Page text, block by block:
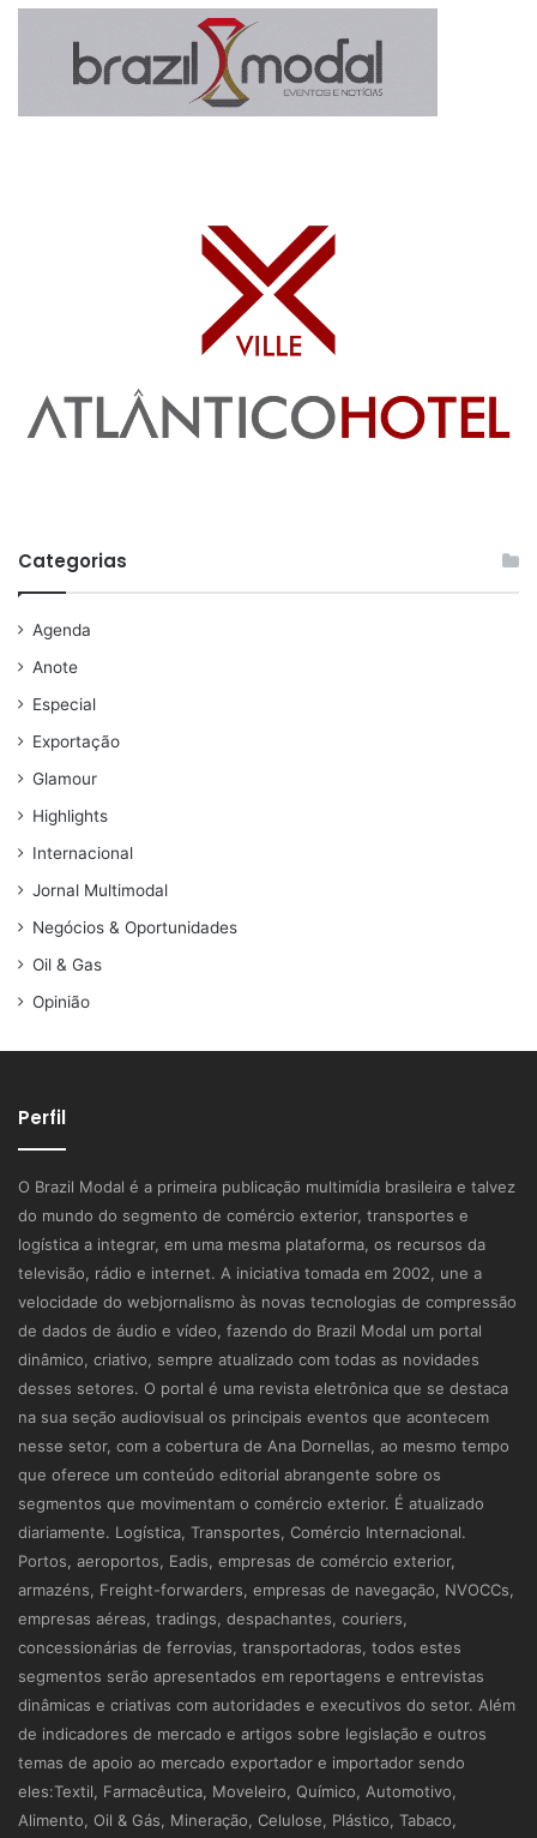
Categorias
Agenda
Anote
Especial
Exportação
Glamour
Highlights
Internacional
Jornal Multimodal
Negócios & Oportunidades
Oil & Gas
Opinião
Perfil
O Brazil Modal é a primeira publicação multimídia brasileira e talvez
do mundo do segmento de comércio exterior, transportes e
logística a integrar, em uma mesma plataforma, os recursos da
televisão, rádio e internet. A iniciativa tomada em 2002, une a
velocidade do webjornalismo às novas tecnologias de compressão
de dados de áudio e vídeo, fazendo do Brazil Modal um portal
dinâmico, criativo, sempre atualizado com todas as novidades
desses setores. O portal é uma revista eletrônica que se destaca
na sua seção audiovisual os principais eventos que acontecem
nesse setor, com a cobertura de Ana Dornellas, ao mesmo tempo
que oferece um conteúdo editorial abrangente sobre os
segmentos que movimentam o comércio exterior. É atualizado
diariamente. Logística, Transportes, Comércio Internacional.
Portos, aeroportos, Eadis, empresas de comércio exterior,
armazéns, Freight-forwarders, empresas de navegação, NVOCCs,
empresas aéreas, tradings, despachantes, couriers,
concessionárias de ferrovias, transportadoras, todos estes
segmentos serão apresentados em reportagens e entrevistas
dinâmicas e criativas com autoridades e executivos do setor. Além
de indicadores de mercado e artigos sobre legislação e outros
temas de apoio ao mercado exportador e importador sendo
eles:Textil, Farmacêutica, Moveleiro, Químico, Automotivo,
Alimento, Oil & Gás, Mineração, Celulose, Plástico, Tabaco,